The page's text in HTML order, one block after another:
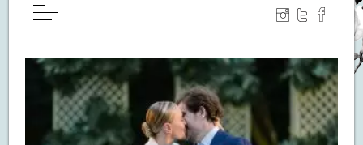
WILL YOU MARRY ME?
LUA DE MEL
COZINHA
DECORAÇÃO